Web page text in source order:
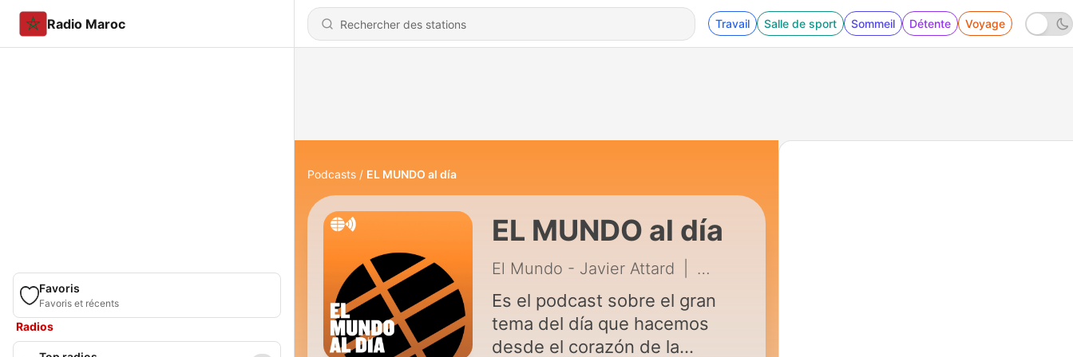
Radio Maroc Travail Salle de sport Sommeil Détente Voyage
Favoris
Favoris et récents
Radios
Podcasts EL MUNDO al día
EL MUNDO al día
El Mundo - Javier Attard 2195 - Bad Bunny: así ha conquistado el mundo
Es el podcast sobre el gran
tema del día que hacemos
desde el corazón de la